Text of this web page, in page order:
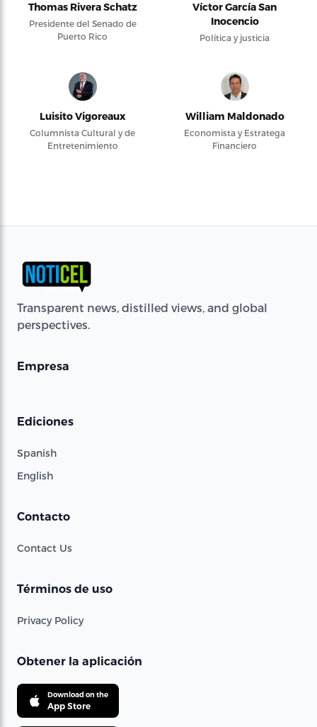
Thomas Rivera Schatz
Presidente del Senado de
Puerto Rico
Víctor García San
Inocencio
Política y justicia
Luisito Vigoreaux
Columnista Cultural y de
Entretenimiento
William Maldonado
Economista y Estratega
Financiero
Transparent news, distilled views, and global
perspectives.
Empresa
Ediciones
Spanish
English
Contacto
Contact Us
Términos de uso
Privacy Policy
Obtener la aplicación
Download on the
App Store